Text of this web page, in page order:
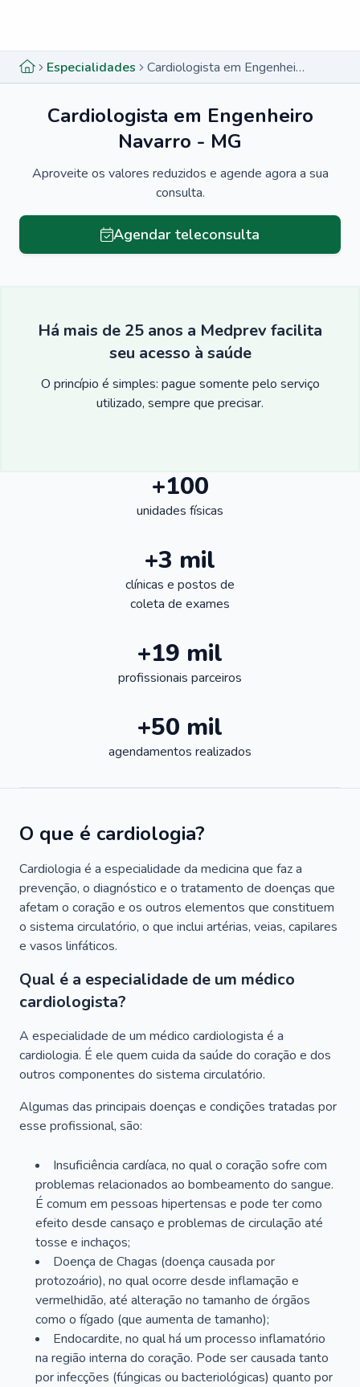
Especialidades Cardiologista em Engenheiro Navarro - MG
Cardiologista em Engenheiro
Navarro - MG
Aproveite os valores reduzidos e agende agora a sua
consulta.
Agendar teleconsulta
Há mais de 25 anos a Medprev facilita
seu acesso à saúde
O princípio é simples: pague somente pelo serviço
utilizado, sempre que precisar.
+100
unidades físicas
+3 mil
clínicas e postos de
coleta de exames
+19 mil
profissionais parceiros
+50 mil
agendamentos realizados
O que é cardiologia?
Cardiologia é a especialidade da medicina que faz a
prevenção, o diagnóstico e o tratamento de doenças que
afetam o coração e os outros elementos que constituem
o sistema circulatório, o que inclui artérias, veias, capilares
e vasos linfáticos.
Qual é a especialidade de um médico
cardiologista?
A especialidade de um médico cardiologista é a
cardiologia. É ele quem cuida da saúde do coração e dos
outros componentes do sistema circulatório.
Algumas das principais doenças e condições tratadas por
esse profissional, são:
Insuficiência cardíaca, no qual o coração sofre com
problemas relacionados ao bombeamento do sangue.
É comum em pessoas hipertensas e pode ter como
efeito desde cansaço e problemas de circulação até
tosse e inchaços;
Doença de Chagas (doença causada por
protozoário), no qual ocorre desde inflamação e
vermelhidão, até alteração no tamanho de órgãos
como o fígado (que aumenta de tamanho);
Endocardite, no qual há um processo inflamatório
na região interna do coração. Pode ser causada tanto
por infecções (fúngicas ou bacteriológicas) quanto por